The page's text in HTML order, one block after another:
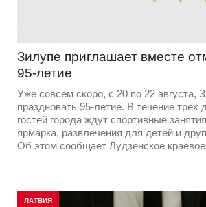
Зилупе приглашает вместе
95-летие
Уже совсем скоро, с 20 по 22 августа,
праздновать 95-летие. В течение трех
гостей города ждут спортивные
ярмарка, развлечения для детей и
Об этом сообщает Лудзенское
ЛАТВИЯ